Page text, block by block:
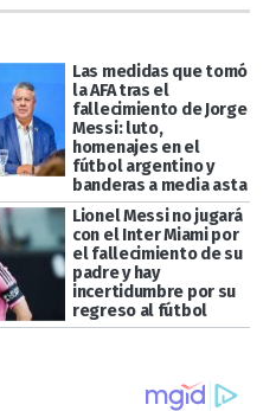
Las medidas que tomó
la AFA tras el
fallecimiento de Jorge
Messi: luto,
homenajes en el
fútbol argentino y
banderas a media asta
Lionel Messi no jugará
con el Inter Miami por
el fallecimiento de su
padre y hay
incertidumbre por su
regreso al fútbol